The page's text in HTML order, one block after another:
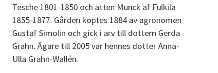
Tesche 1801-1850 och ätten Munck af Fulkila
1855-1877. Gården köptes 1884 av agronomen
Gustaf Simolin och gick i arv till dottern Gerda
Grahn. Ägare till 2005 var hennes dotter Anna-
Ulla Grahn-Wallén.